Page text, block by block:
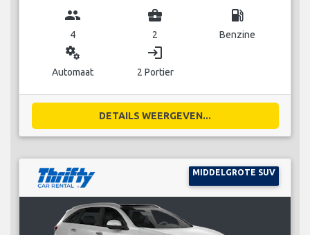
group
4
business_center
2
local_gas_station
Benzine
miscellaneous_services
Automaat
login
2 Portier
DETAILS WEERGEVEN...
MIDDELGROTE SUV